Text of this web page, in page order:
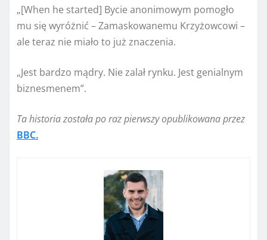
„[When he started] Bycie anonimowym pomogło
mu się wyróżnić – Zamaskowanemu Krzyżowcowi –
ale teraz nie miało to już znaczenia.
„Jest bardzo mądry. Nie zalał rynku. Jest genialnym
biznesmenem”.
Ta historia została po raz pierwszy opublikowana przez
BBC.